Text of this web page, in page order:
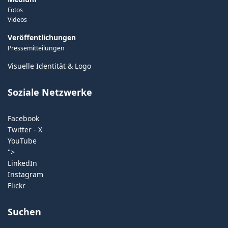
Fotos
Videos
Veröffentlichungen
Pressemitteilungen
Visuelle Identität & Logo
Soziale Netzwerke
Facebook
Twitter - X
YouTube
">
LinkedIn
Instagram
Flickr
Suchen